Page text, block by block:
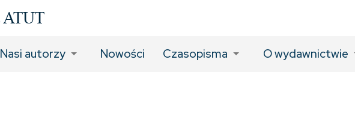
Nasi autorzy Nowości Czasopisma O wydawnictwie